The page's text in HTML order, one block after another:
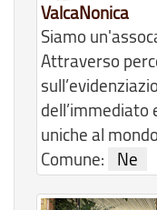
ValcaNonica
Siamo
Attraverso
uniche al
Comune:
Ne